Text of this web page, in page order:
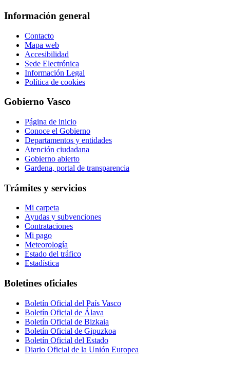
Información general
Contacto
Mapa web
Accesibilidad
Sede Electrónica
Información Legal
Política de cookies
Gobierno Vasco
Página de inicio
Conoce el Gobierno
Departamentos y entidades
Atención ciudadana
Gobierno abierto
Gardena, portal de transparencia
Trámites y servicios
Mi carpeta
Ayudas y subvenciones
Contrataciones
Mi pago
Meteorología
Estado del tráfico
Estadística
Boletines oficiales
Boletín Oficial del País Vasco
Boletín Oficial de Álava
Boletín Oficial de Bizkaia
Boletín Oficial de Gipuzkoa
Boletín Oficial del Estado
Diario Oficial de la Unión Europea